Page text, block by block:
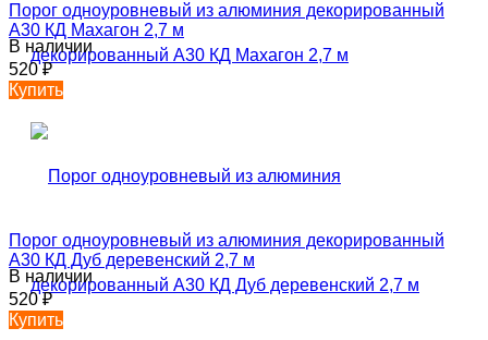
Порог одноуровневый из алюминия декорированный
А30 КД Махагон 2,7 м
В наличии
520₽
Купить
Порог одноуровневый из алюминия декорированный
А30 КД Дуб деревенский 2,7 м
В наличии
520₽
Купить